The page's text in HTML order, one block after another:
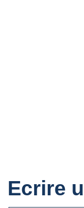
Ecrire